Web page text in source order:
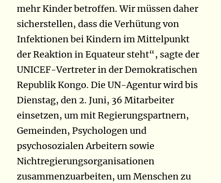
mehr Kinder betroffen. Wir müssen daher
sicherstellen, dass die Verhütung von
Infektionen bei Kindern im Mittelpunkt
der Reaktion in Equateur steht“, sagte der
UNICEF-Vertreter in der Demokratischen
Republik Kongo. Die UN-Agentur wird bis
Dienstag, den 2. Juni, 36 Mitarbeiter
einsetzen, um mit Regierungspartnern,
Gemeinden, Psychologen und
psychosozialen Arbeitern sowie
Nichtregierungsorganisationen
zusammenzuarbeiten, um Menschen zu